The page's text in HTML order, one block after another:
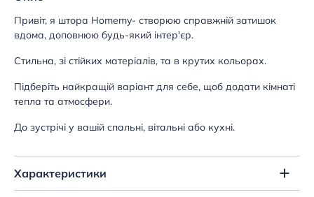
Привіт, я штора Homemy- створюю справжній затишок
вдома, доповнюю будь-який інтер'єр.
Стильна, зі стійких матеріалів, та в крутих кольорах.
Підберіть найкращій варіант для себе, щоб додати кімнаті
тепла та атмосфери.
До зустрічі у вашій спальні, вітальні або кухні.
Характеристики